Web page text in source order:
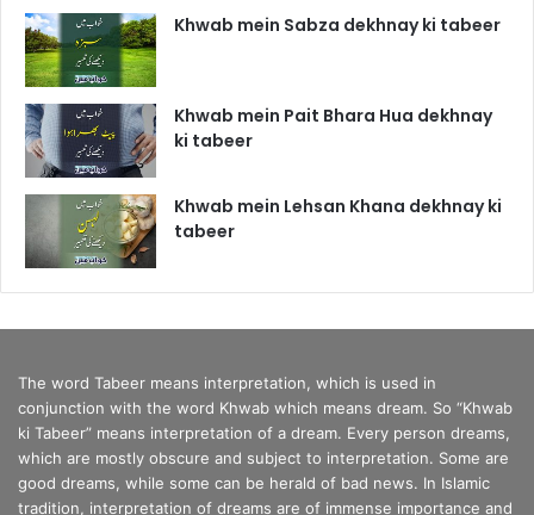
Khwab mein Sabza dekhnay ki tabeer
Khwab mein Pait Bhara Hua dekhnay
ki tabeer
Khwab mein Lehsan Khana dekhnay ki
tabeer
The word Tabeer means interpretation, which is used in
conjunction with the word Khwab which means dream. So “Khwab
ki Tabeer” means interpretation of a dream. Every person dreams,
which are mostly obscure and subject to interpretation. Some are
good dreams, while some can be herald of bad news. In Islamic
tradition, interpretation of dreams are of immense importance and